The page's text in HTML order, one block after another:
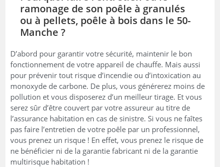
ramonage de son poêle à granulés
ou à pellets, poêle à bois dans le 50-
Manche ?
D’abord pour garantir votre sécurité, maintenir le bon
fonctionnement de votre appareil de chauffe. Mais aussi
pour prévenir tout risque d’incendie ou d’intoxication au
monoxyde de carbone. De plus, vous générerez moins de
pollution et vous disposerez d’un meilleur tirage. Et vous
serez sûr d’être couvert par votre assureur au titre de
l’assurance habitation en cas de sinistre. Si vous ne faîtes
pas faire l’entretien de votre poêle par un professionnel,
vous prenez un risque ! En effet, vous prenez le risque de
ne bénéficier ni de la garantie fabricant ni de la garantie
multirisque habitation !